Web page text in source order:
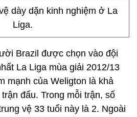
dày dặn kinh nghiệm ở La
Liga.
Brazil được chọn vào đội
La Liga mùa giải 2012/13
mạnh của Weligton là khả
đấu. Trong mỗi trận, số
vệ 33 tuổi này là 2. Ngoài